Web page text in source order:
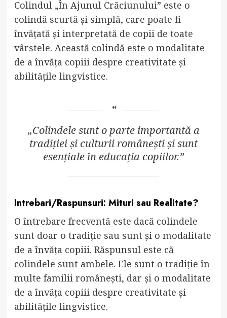
Colindul „În Ajunul Crăciunului” este o
colindă scurtă și simplă, care poate fi
învățată și interpretată de copii de toate
vârstele. Această colindă este o modalitate
de a învăța copiii despre creativitate și
abilitățile lingvistice.
„Colindele sunt o parte importantă a
tradiției și culturii românești și sunt
esențiale în educația copiilor.”
Intrebari/Raspunsuri: Mituri sau Realitate?
O întrebare frecventă este dacă colindele
sunt doar o tradiție sau sunt și o modalitate
de a învăța copiii. Răspunsul este că
colindele sunt ambele. Ele sunt o tradiție în
multe familii românești, dar și o modalitate
de a învăța copiii despre creativitate și
abilitățile lingvistice.